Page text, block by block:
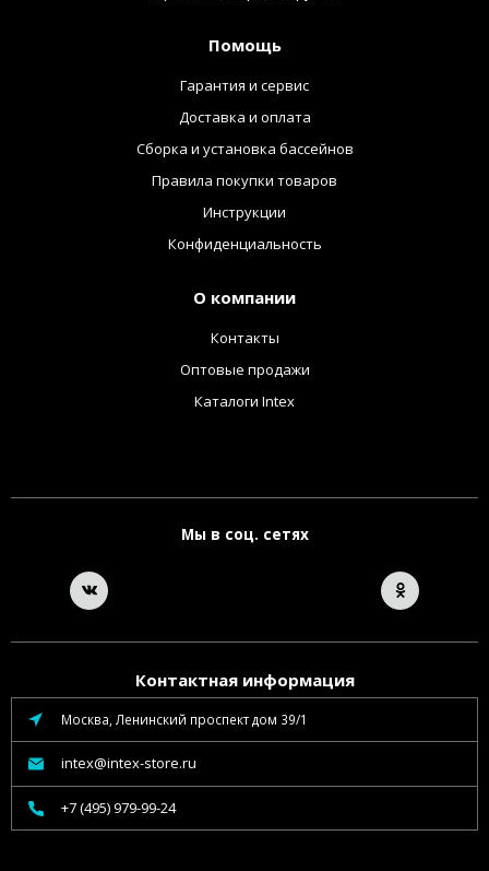
Помощь
Гарантия и сервис
Доставка и оплата
Сборка и установка бассейнов
Правила покупки товаров
Инструкции
Конфиденциальность
О компании
Контакты
Оптовые продажи
Каталоги Intex
Мы в соц. сетях
Контактная информация
Москва, Ленинский проспект дом 39/1
intex@intex-store.ru
+7 (495) 979-99-24